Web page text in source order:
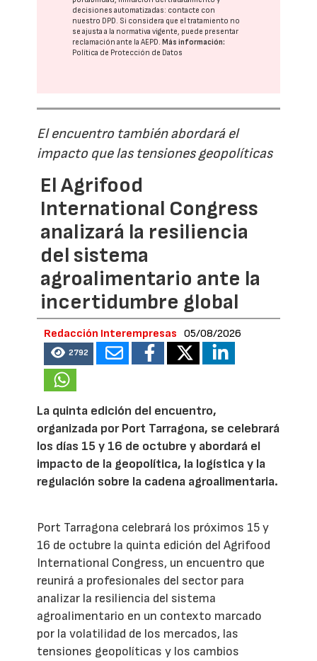
decisiones automatizadas: contacte con
nuestro DPD. Si considera que el tratamiento no
se ajusta a la normativa vigente, puede presentar
reclamación ante laAEPD.Más información:
Política de Protección de Datos
El encuentro también abordará el
impacto que las tensiones geopolíticas
El Agrifood
International Congress
analizará la resiliencia
del sistema
agroalimentario ante la
incertidumbre global
Redacción Interempresas 05/08/2026
2792
La quinta edición del encuentro,
organizada por Port Tarragona, se celebrará
los días 15 y 16 de octubre y abordará el
impacto de la geopolítica, la logística y la
regulación sobre la cadena agroalimentaria.
Port Tarragona celebrará los próximos 15 y
16 de octubre la quinta edición del Agrifood
International Congress, un encuentro que
reunirá a profesionales del sector para
analizar la resiliencia del sistema
agroalimentario en un contexto marcado
por la volatilidad de los mercados, las
tensiones geopolíticas y los cambios